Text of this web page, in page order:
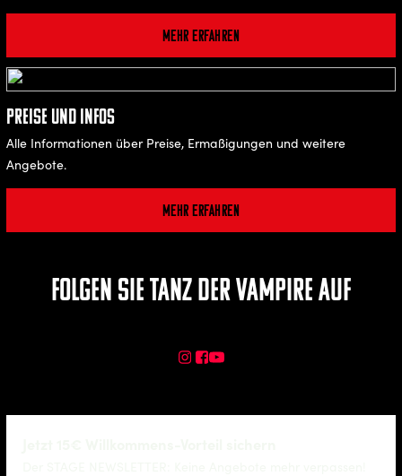
Mehr erfahren
Preise und Infos
Alle Informationen über Preise, Ermaßigungen und weitere
Angebote.
Mehr erfahren
Folgen Sie TANZ DER VAMPIRE auf